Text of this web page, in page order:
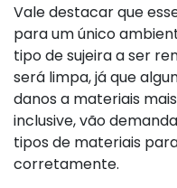
Vale destacar que
para um único
tipo de sujeira a ser
será limpa, já que
danos a materiais
inclusive, vão
tipos de materiais
corretamente.